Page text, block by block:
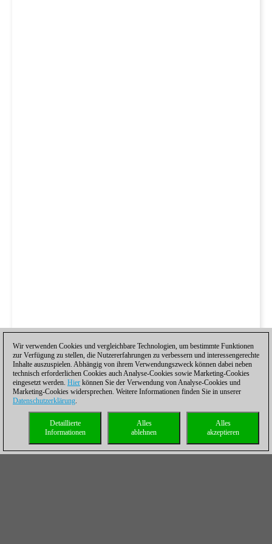
Wir verwenden Cookies und vergleichbare Technologien, um bestimmte Funktionen
zur Verfügung zu stellen, die Nutzererfahrungen zu verbessern und interessengerechte
Inhalte auszuspielen. Abhängig von ihrem Verwendungszweck können dabei neben
technisch erforderlichen Cookies auch Analyse-Cookies sowie Marketing-Cookies
eingesetzt werden. Hier können Sie der Verwendung von Analyse-Cookies und
Marketing-Cookies widersprechen. Weitere Informationen finden Sie in unserer
Datenschutzerklärung.
Alles
akzeptieren
Alles
ablehnen
Detaillierte
Informationen